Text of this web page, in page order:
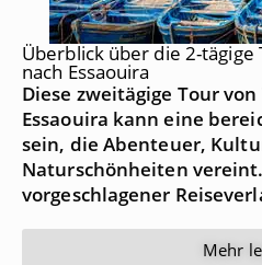
Überblick über die 2-tägige
nach Essaouira
Diese zweitägige Tour
Essaouira kann eine
sein, die Abenteuer,
Naturschönheiten
vorgeschlagener
Mehr